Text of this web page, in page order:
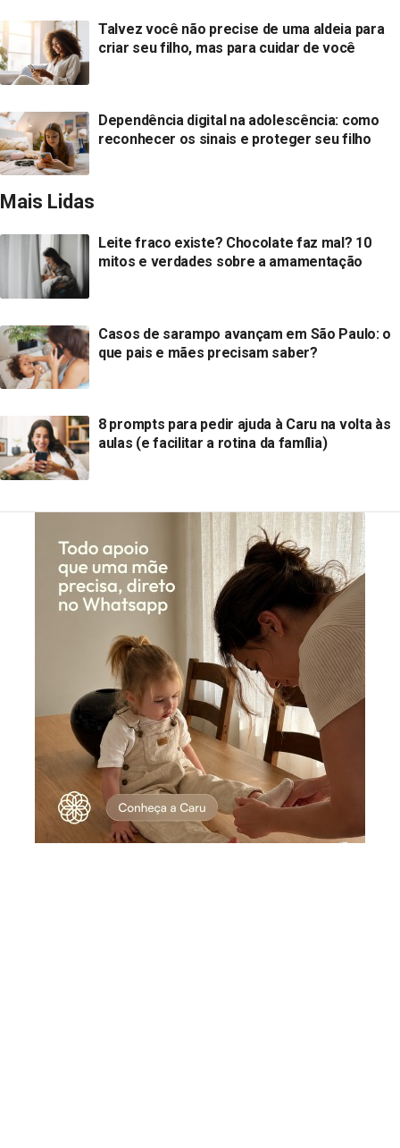
Talvez você não precise de uma aldeia para
criar seu filho, mas para cuidar de você
Dependência digital na adolescência: como
reconhecer os sinais e proteger seu filho
Mais Lidas
Leite fraco existe? Chocolate faz mal? 10
mitos e verdades sobre a amamentação
Casos de sarampo avançam em São Paulo: o
que pais e mães precisam saber?
8 prompts para pedir ajuda à Caru na volta às
aulas (e facilitar a rotina da família)